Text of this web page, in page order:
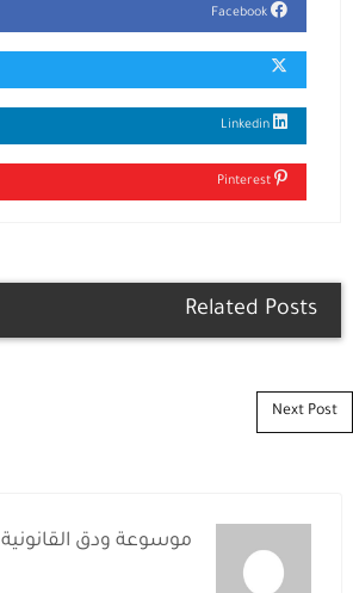
Related Posts
Post navigation
Next Post
موسوعة ودق القانونية